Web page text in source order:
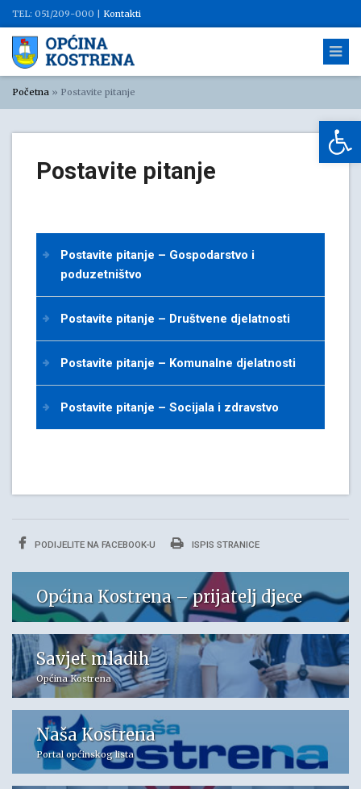
TEL: 051/209-000 | Kontakti
Početna » Postavite pitanje
Postavite pitanje
Postavite pitanje – Gospodarstvo i
poduzetništvo
Postavite pitanje – Društvene djelatnosti
Postavite pitanje – Komunalne djelatnosti
Postavite pitanje – Socijala i zdravstvo
PODIJELITE NA FACEBOOK-U ISPIS STRANICE
Općina Kostrena – prijatelj djece
Savjet mladih
Općina Kostrena
Naša Kostrena
Portal općinskog lista